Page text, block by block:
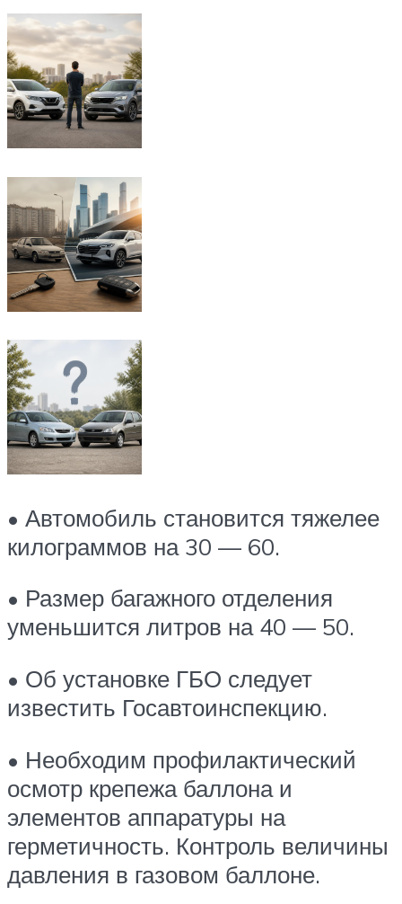
• Автомобиль становится тяжелее
килограммов на 30 — 60.
• Размер багажного отделения
уменьшится литров на 40 — 50.
• Об установке ГБО следует
известить Госавтоинспекцию.
• Необходим профилактический
осмотр крепежа баллона и
элементов аппаратуры на
герметичность. Контроль величины
давления в газовом баллоне.